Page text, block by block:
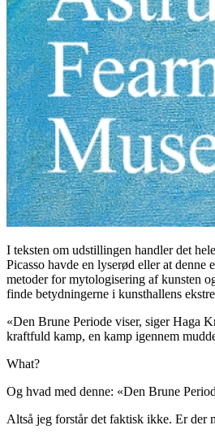
I teksten om udstillingen handler det
Picasso havde en lyserød eller at
metoder for mytologisering af kunsten
finde betydningerne i kunsthallens
«Den Brune Periode viser, siger Haga
kraftfuld kamp, en kamp igennem
What?
Og hvad med denne: «Den Brune
Altså jeg forstår det faktisk ikke. Er der